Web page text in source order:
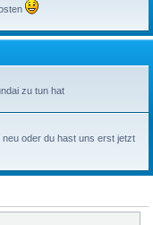
zu tun hat
oder du hast uns erst jetzt